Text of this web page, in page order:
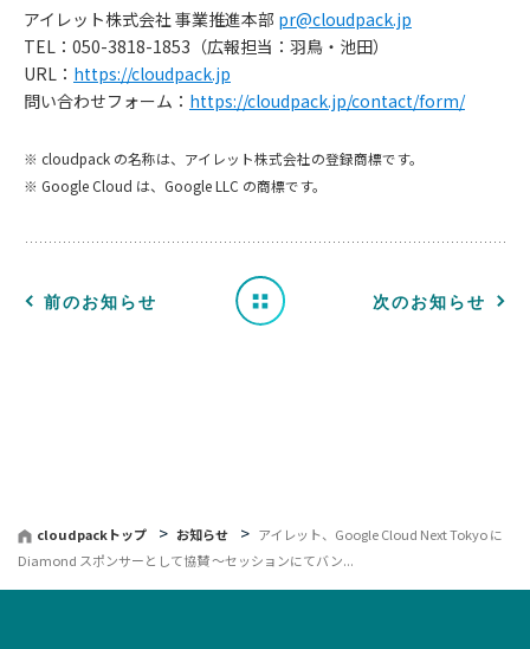
アイレット株式会社 事業推進本部 pr@cloudpack.jp
TEL：050-3818-1853（広報担当：羽鳥・池田）
URL： https://cloudpack.jp
問い合わせフォーム： https://cloudpack.jp/contact/form/
※ cloudpack の名称は、アイレット株式会社の登録商標です。
※ Google Cloud は、Google LLC の商標です。
前のお知らせ
お
ら
せ
一 次のお知らせ
cloudpackトップ お知らせ
アイレット、Google Cloud Next Tokyo に
Diamond スポンサーとして協賛 〜セッションにてバン...